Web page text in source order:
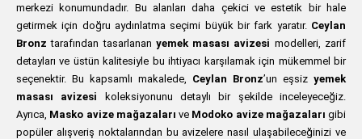
merkezi konumundadır. Bu alanları daha çekici ve estetik bir hale
getirmek için doğru aydınlatma seçimi büyük bir fark yaratır. Ceylan
Bronz tarafından tasarlanan yemek masası avizesi modelleri, zarif
detayları ve üstün kalitesiyle bu ihtiyacı karşılamak için mükemmel bir
seçenektir. Bu kapsamlı makalede, Ceylan Bronz’un eşsiz yemek
masası avizesi koleksiyonunu detaylı bir şekilde inceleyeceğiz.
Ayrıca, Masko avize mağazaları ve Modoko avize mağazaları gibi
popüler alışveriş noktalarından bu avizelere nasıl ulaşabileceğinizi ve